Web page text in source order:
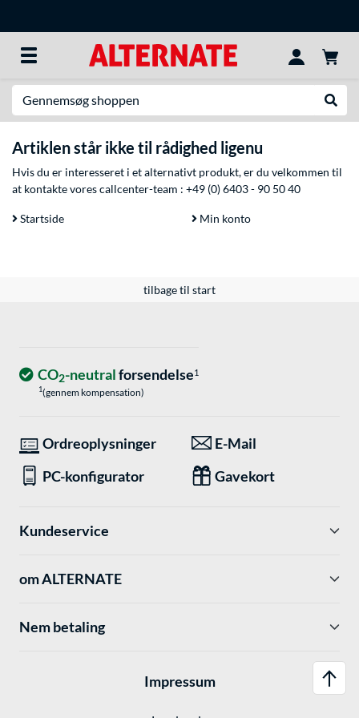
Artiklen står ikke til rådighed ligenu
Hvis du er interesseret i et alternativt produkt, er du velkommen til
at kontakte vores callcenter-team : +49 (0) 6403 - 90 50 40
Startside Min konto
tilbage til start
CO2-neutralforsendelse1
1(gennem kompensation)
Ordreoplysninger
E-Mail
PC-konfigurator
Gavekort
Kundeservice
om ALTERNATE
Nem betaling
Impressum